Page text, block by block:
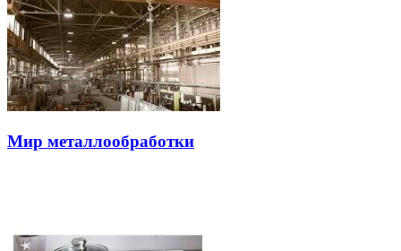
Мир металлообработки